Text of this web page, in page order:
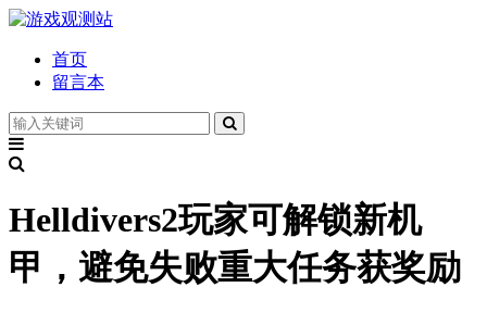
首页
留言本
Helldivers2玩家可解锁新机
甲，避免失败重大任务获奖励